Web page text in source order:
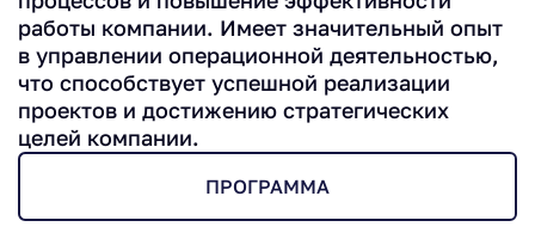
работы компании. Имеет значительный опыт
в управлении операционной деятельностью,
что способствует успешной реализации
проектов и достижению стратегических
целей компании.
ПРОГРАММА